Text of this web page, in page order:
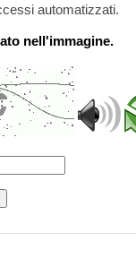
automatizzati.
nell'immagine.